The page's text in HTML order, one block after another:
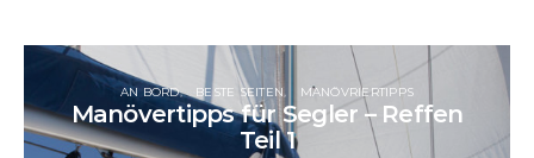
AN BORD BESTE SEITEN MANÖVRIERTIPPS
Manövertipps für Segler – Reffen
Teil 1